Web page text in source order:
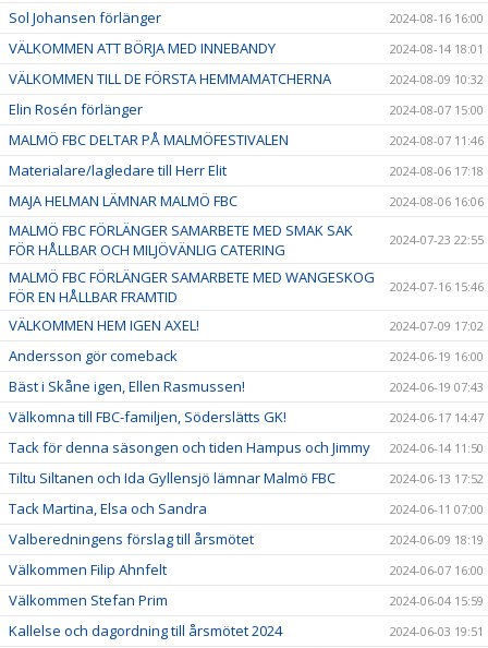
Sol Johansen förlänger 2024-08-16 16:00
VÄLKOMMEN ATT BÖRJA MED INNEBANDY 2024-08-14 18:01
VÄLKOMMEN TILL DE FÖRSTA HEMMAMATCHERNA 2024-08-09 10:32
Elin Rosén förlänger 2024-08-07 15:00
MALMÖ FBC DELTAR PÅ MALMÖFESTIVALEN 2024-08-07 11:46
Materialare/lagledare till Herr Elit 2024-08-06 17:18
MAJA HELMAN LÄMNAR MALMÖ FBC 2024-08-06 16:06
MALMÖ FBC FÖRLÄNGER SAMARBETE MED SMAK SAK
FÖR HÅLLBAR OCH MILJÖVÄNLIG CATERING
2024-07-23 22:55
MALMÖ FBC FÖRLÄNGER SAMARBETE MED WANGESKOG
FÖR EN HÅLLBAR FRAMTID
2024-07-16 15:46
VÄLKOMMEN HEM IGEN AXEL! 2024-07-09 17:02
Andersson gör comeback 2024-06-19 16:00
Bäst i Skåne igen, Ellen Rasmussen! 2024-06-19 07:43
Välkomna till FBC-familjen, Söderslätts GK! 2024-06-17 14:47
Tack för denna säsongen och tiden Hampus och Jimmy 2024-06-14 11:50
Tiltu Siltanen och Ida Gyllensjö lämnar Malmö FBC 2024-06-13 17:52
Tack Martina, Elsa och Sandra 2024-06-11 07:00
Valberedningens förslag till årsmötet 2024-06-09 18:19
Välkommen Filip Ahnfelt 2024-06-07 16:00
Välkommen Stefan Prim 2024-06-04 15:59
Kallelse och dagordning till årsmötet 2024 2024-06-03 19:51